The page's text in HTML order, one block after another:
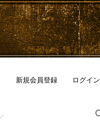
新規会員登録 ログイン